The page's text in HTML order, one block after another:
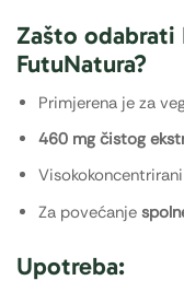
Zašto odabrati
FutuNatura?
Primjerena je za
460 mg čistog
Za povećanje
Upotreba: